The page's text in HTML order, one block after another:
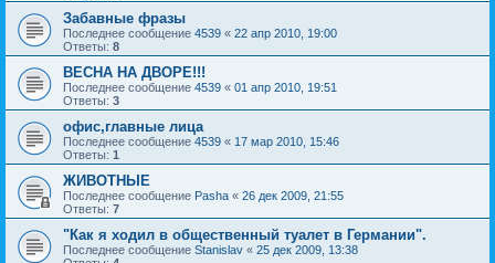
Забавные фразы
Последнее сообщение 4539 « 22 апр 2010, 19:00
Ответы: 8
ВЕСНА НА ДВОРЕ!!!
Последнее сообщение 4539 « 01 апр 2010, 19:51
Ответы: 3
офис,главные лица
Последнее сообщение 4539 « 17 мар 2010, 15:46
Ответы: 1
ЖИВОТНЫЕ
Последнее сообщение Pasha « 26 дек 2009, 21:55
Ответы: 7
"Как я ходил в общественный туалет в Германии".
Последнее сообщение Stanislav « 25 дек 2009, 13:38